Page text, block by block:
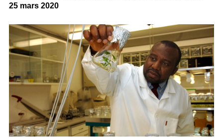
25 mars 2020